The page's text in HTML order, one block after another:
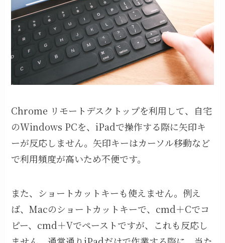
Chrome リモートデスクトップを利用して、自宅
のWindows PCを、iPadで操作する際に矢印キ
ーが反応しません。矢印キーはカーソル移動など
で利用頻度が高いため不便です。
また、ショートカットキーも使えません。例え
ば、Macのショートカットキーで、cmd＋Cでコ
ピー、cmd＋Vでペーストですが、これも反応し